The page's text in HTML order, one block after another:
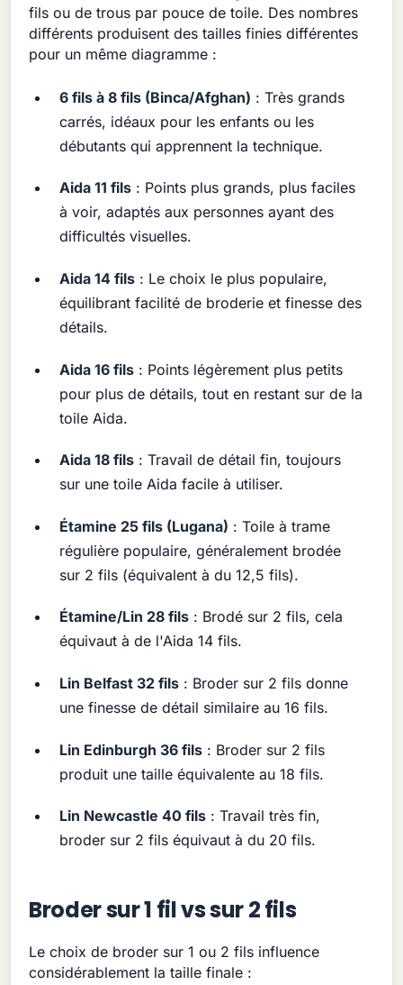
fils ou de trous par pouce de toile. Des nombres
différents produisent des tailles finies différentes
pour un même diagramme :
6 fils à 8 fils (Binca/Afghan) : Très grands
carrés, idéaux pour les enfants ou les
débutants qui apprennent la technique.
Aida 11 fils : Points plus grands, plus faciles
à voir, adaptés aux personnes ayant des
difficultés visuelles.
Aida 14 fils : Le choix le plus populaire,
équilibrant facilité de broderie et finesse des
détails.
Aida 16 fils : Points légèrement plus petits
pour plus de détails, tout en restant sur de la
toile Aida.
Aida 18 fils : Travail de détail fin, toujours
sur une toile Aida facile à utiliser.
Étamine 25 fils (Lugana) : Toile à trame
régulière populaire, généralement brodée
sur 2 fils (équivalent à du 12,5 fils).
Étamine/Lin 28 fils : Brodé sur 2 fils, cela
équivaut à de l'Aida 14 fils.
Lin Belfast 32 fils : Broder sur 2 fils donne
une finesse de détail similaire au 16 fils.
Lin Edinburgh 36 fils : Broder sur 2 fils
produit une taille équivalente au 18 fils.
Lin Newcastle 40 fils : Travail très fin,
broder sur 2 fils équivaut à du 20 fils.
Broder sur 1 fil vs sur 2 fils
Le choix de broder sur 1 ou 2 fils influence
considérablement la taille finale :